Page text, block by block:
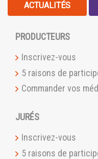
ACTUALITÉS
PRODUCTEURS
Inscrivez-vous
5 raisons de
Commander vos
JURÉS
Inscrivez-vous
5 raisons de